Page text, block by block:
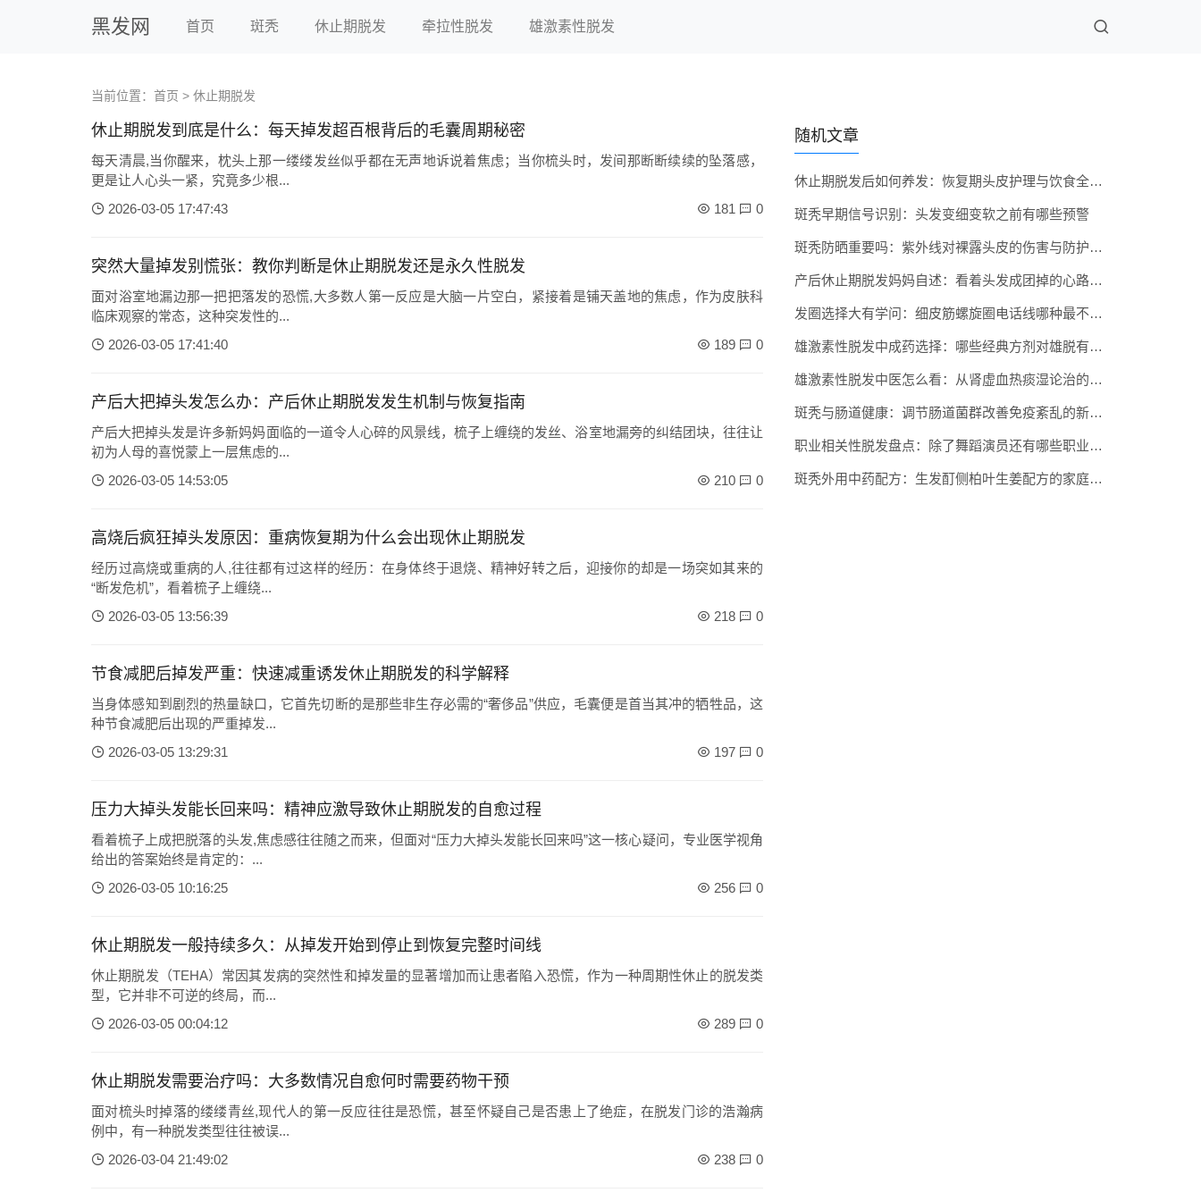
黑发网 首页 斑秃 休止期脱发 牵拉性脱发 雄激素性脱发
当前位置： 首页 > 休止期脱发
休止期脱发到底是什么：每天掉发超百根背后的毛囊周期秘密
每天清晨,当你醒来，枕头上那一缕缕发丝似乎都在无声地诉说着焦虑；当你梳头时，发间那断断续续的坠落感，
更是让人心头一紧，究竟多少根...
2026-03-05 17:47:43
181 0
突然大量掉发别慌张：教你判断是休止期脱发还是永久性脱发
面对浴室地漏边那一把把落发的恐慌,大多数人第一反应是大脑一片空白，紧接着是铺天盖地的焦虑，作为皮肤科
临床观察的常态，这种突发性的...
2026-03-05 17:41:40
189 0
产后大把掉头发怎么办：产后休止期脱发发生机制与恢复指南
产后大把掉头发是许多新妈妈面临的一道令人心碎的风景线，梳子上缠绕的发丝、浴室地漏旁的纠结团块，往往让
初为人母的喜悦蒙上一层焦虑的...
2026-03-05 14:53:05
210 0
高烧后疯狂掉头发原因：重病恢复期为什么会出现休止期脱发
经历过高烧或重病的人,往往都有过这样的经历：在身体终于退烧、精神好转之后，迎接你的却是一场突如其来的
“断发危机”，看着梳子上缠绕...
2026-03-05 13:56:39
218 0
节食减肥后掉发严重：快速减重诱发休止期脱发的科学解释
当身体感知到剧烈的热量缺口，它首先切断的是那些非生存必需的“奢侈品”供应，毛囊便是首当其冲的牺牲品，这
种节食减肥后出现的严重掉发...
2026-03-05 13:29:31
197 0
压力大掉头发能长回来吗：精神应激导致休止期脱发的自愈过程
看着梳子上成把脱落的头发,焦虑感往往随之而来，但面对“压力大掉头发能长回来吗”这一核心疑问，专业医学视角
给出的答案始终是肯定的：...
2026-03-05 10:16:25
256 0
休止期脱发一般持续多久：从掉发开始到停止到恢复完整时间线
休止期脱发（TEHA）常因其发病的突然性和掉发量的显著增加而让患者陷入恐慌，作为一种周期性休止的脱发类
型，它并非不可逆的终局，而...
2026-03-05 00:04:12
289 0
休止期脱发需要治疗吗：大多数情况自愈何时需要药物干预
面对梳头时掉落的缕缕青丝,现代人的第一反应往往是恐慌，甚至怀疑自己是否患上了绝症，在脱发门诊的浩瀚病
例中，有一种脱发类型往往被误...
2026-03-04 21:49:02
238 0
随机文章
休止期脱发后如何养发：恢复期头皮护理与饮食全攻略
斑秃早期信号识别：头发变细变软之前有哪些预警
斑秃防晒重要吗：紫外线对裸露头皮的伤害与防护措施
产后休止期脱发妈妈自述：看着头发成团掉的心路历程
发圈选择大有学问：细皮筋螺旋圈电话线哪种最不伤头发
雄激素性脱发中成药选择：哪些经典方剂对雄脱有帮助
雄激素性脱发中医怎么看：从肾虚血热痰湿论治的思路
斑秃与肠道健康：调节肠道菌群改善免疫紊乱的新思路
职业相关性脱发盘点：除了舞蹈演员还有哪些职业容易中招
斑秃外用中药配方：生发酊侧柏叶生姜配方的家庭制作